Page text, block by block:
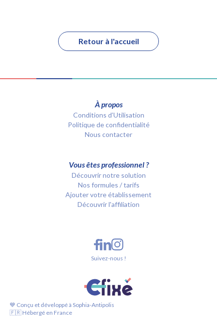
Retour à l'accueil
À propos
Conditions d’Utilisation
Politique de confidentialité
Nous contacter
Vous êtes professionnel ?
Découvrir notre solution
Nos formules / tarifs
Ajouter votre établissement
Découvrir l'affiliation
💙 Conçu et développé à Sophia-Antipolis
🇫🇷 Hébergé en France
Suivez-nous !